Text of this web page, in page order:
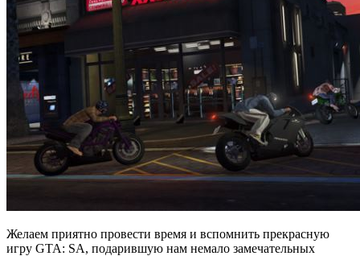
Желаем приятно провести время и вспомнить прекрасную
игру GTA: SA, подарившую нам немало замечательных